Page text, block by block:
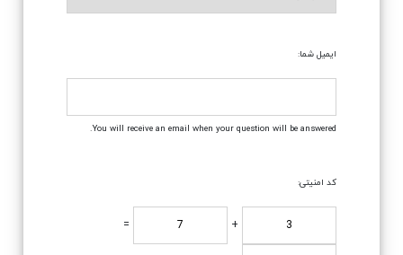
ایمیل شما:
You will receive an email when your question will be answered.
کد امنیتی:
+
=